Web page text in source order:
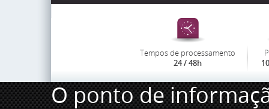
Tempos de processamento
24 / 48h
O ponto de